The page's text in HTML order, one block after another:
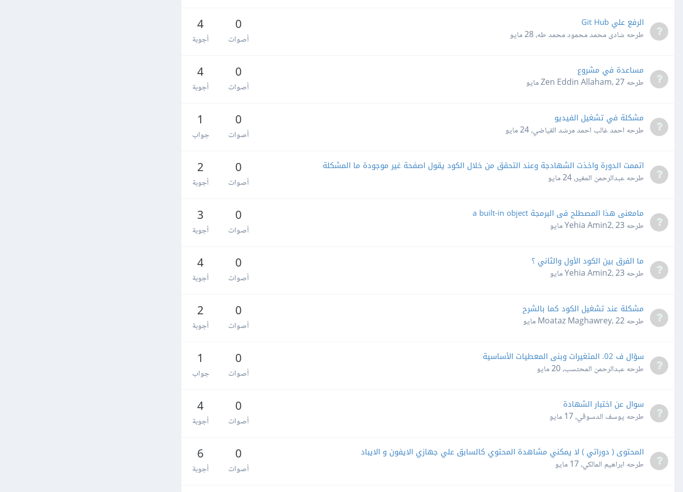
الرفع علي Git Hub
طرحه شادى محمد محمود محمد طه،28 مايو
0
أصوات
4
أجوبة
مساعدة في مشروع
طرحه Zen Eddin Allaham،27 مايو
0
أصوات
4
أجوبة
مشكلة في تشغيل الفيديو
طرحه احمد غالب احمد مرشد القياضي،24 مايو
0
أصوات
1
جواب
اتممت الدورة واخذت الشهادجة وعند التحقق من خلال الكود يقول اصفحة غير موجودة ما المشكلة
طرحهعبدالرحمن المغير،24 مايو
0
أصوات
2
أجوبة
مامعنى هذا المصطلح فى البرمجة a built-in object
طرحه Yehia Amin2،23 مايو
0
أصوات
3
أجوبة
ما الفرق بين الكود الأول والثاني ؟
طرحه Yehia Amin2،23 مايو
0
أصوات
4
أجوبة
مشكلة عند تشغيل الكود كما بالشرح
طرحه Moataz Maghawrey،22 مايو
0
أصوات
2
أجوبة
سؤال ف 02. المتغيرات وبنى المعطيات الأساسية
طرحهعبدالرحمن المحتسب،20 مايو
0
أصوات
1
جواب
سوال عن اختبار الشهادة
طرحه يوسف الدسوقي،17 مايو
0
أصوات
4
أجوبة
المحتوى ( دوراتي ) لا يمكني مشاهدة المحتوي كالسابق علي جهازي الايفون و الايباد
طرحه ابراهيم المالكي،17 مايو
0
أصوات
6
أجوبة